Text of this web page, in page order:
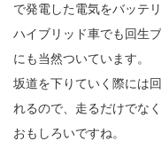
で発電した電気をバッテ
ハイブリッド車でも回生
にも当然ついています。
坂道を下りていく際には
れるので、走るだけでな
おもしろいですね。